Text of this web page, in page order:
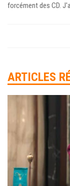
forcément des CD.
ARTICLES